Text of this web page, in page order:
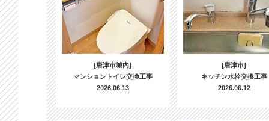
[唐津市城内]
マンショントイレ交換工事
2026.06.13
[唐津市]
キッチン水栓交換工事
2026.06.12